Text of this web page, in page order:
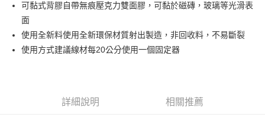
運送方式
每筆NT$80，滿NT$599(含以上)免運費
可黏式背膠自帶無痕壓克力雙面膠，可黏於磁磚，玻璃等光滑表
面
使用全新料使用全新環保材質射出製造，非回收料，不易斷裂
使用方式建議線材每20公分使用一個固定器
詳細說明 相關推薦